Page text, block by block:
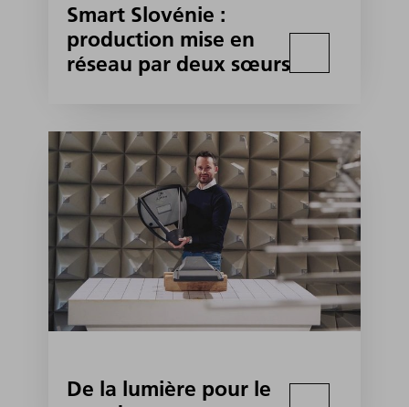
Smart Slovénie :
production mise en
réseau par deux sœurs
De la lumière pour le